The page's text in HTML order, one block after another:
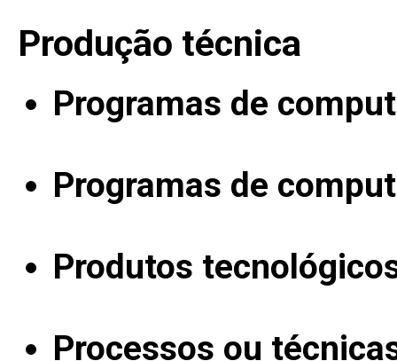
Produção técnica
Programas de
Programas de
Produtos
Processos ou